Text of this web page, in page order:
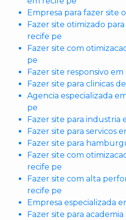
Empresa para fazer site
Fazer site otimizado
recife pe
Fazer site com
pe
Fazer site responsivo
Fazer site para clinicas
Agencia especializada
pe
Fazer site para industria
Fazer site para servicos
Fazer site para
Fazer site com
recife pe
Fazer site com alta
recife pe
Empresa especializada
Fazer site para